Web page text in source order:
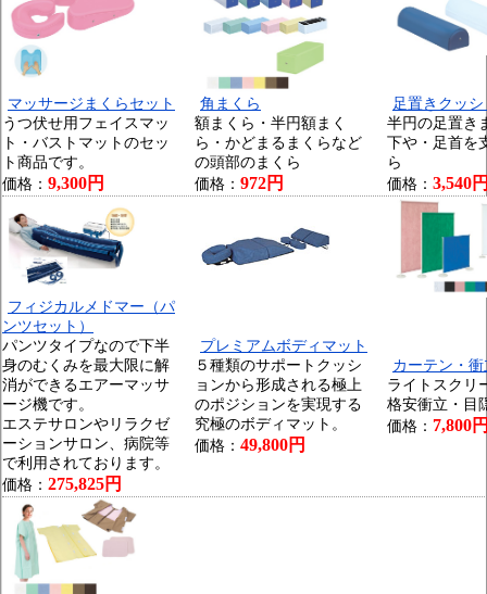
マッサージまくらセット
うつ伏せ用フェイスマッ
ト・バストマットのセッ
ト商品です。
価格： 9,300円
角まくら
額まくら・半円額まく
ら・かどまるまくらなど
の頭部のまくら
価格： 972円
足置きクッ
半円の足置き
下や・足首を
ら
価格： 3,540
フィジカルメドマー（パ
ンツセット）
パンツタイプなので下半
身のむくみを最大限に解
消ができるエアーマッサ
ージ機です。
エステサロンやリラクゼ
ーションサロン、病院等
で利用されております。
価格： 275,825円
プレミアムボディマット
５種類のサポートクッシ
ョンから形成される極上
のポジションを実現する
究極のボディマット。
価格： 49,800円
カーテン・衝
ライトスクリ
格安衝立・目
価格： 7,800